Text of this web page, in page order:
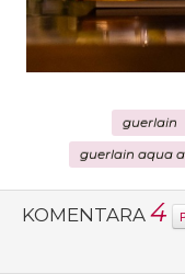
guerlain
guerlain aqua
KOMENTARA 4